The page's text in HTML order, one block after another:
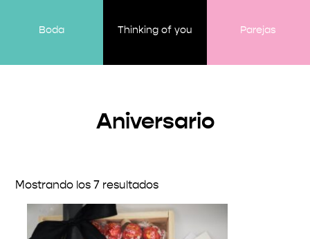
Boda Thinking of you Parejas
Aniversario
Mostrando los 7 resultados